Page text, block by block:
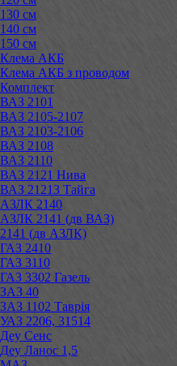
130 см
140 см
150 см
Клема АКБ
Клема АКБ з проводом
Комплект
ВАЗ 2101
ВАЗ 2105-2107
ВАЗ 2103-2106
ВАЗ 2108
ВАЗ 2110
ВАЗ 2121 Нива
ВАЗ 21213 Тайга
АЗЛК 2140
АЗЛК 2141 (дв ВАЗ)
2141 (дв АЗЛК)
ГАЗ 2410
ГАЗ 3110
ГАЗ 3302 Газель
ЗАЗ 40
ЗАЗ 1102 Таврія
УАЗ 2206, 31514
Деу Сенс
Деу Ланос 1,5